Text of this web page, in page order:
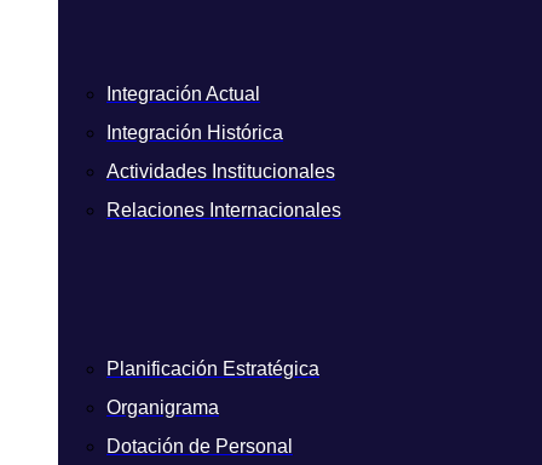
Integración Actual
Integración Histórica
Actividades Institucionales
Relaciones Internacionales
Planificación Estratégica
Organigrama
Dotación de Personal